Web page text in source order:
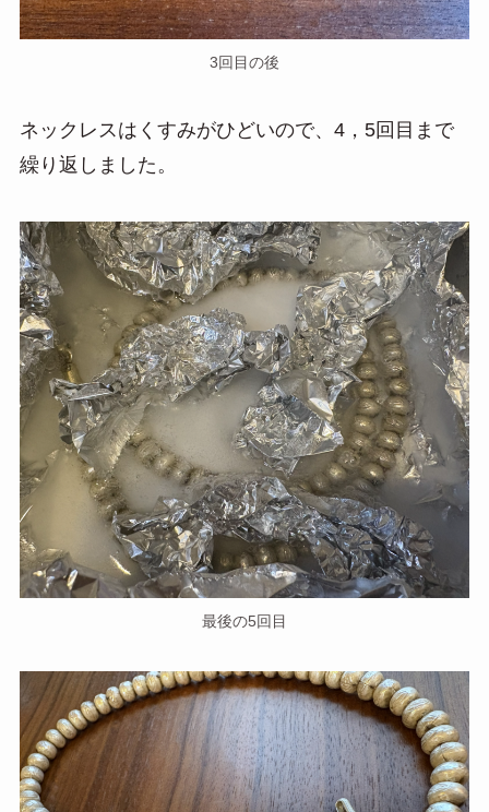
3回目の後
ネックレスはくすみがひどいので、4，5回目まで
繰り返しました。
最後の5回目